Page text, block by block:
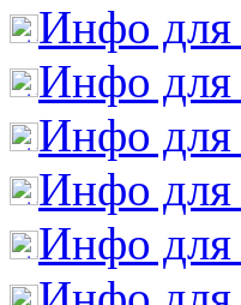
Инфо для
Инфо для
Инфо для
Инфо для
Инфо для